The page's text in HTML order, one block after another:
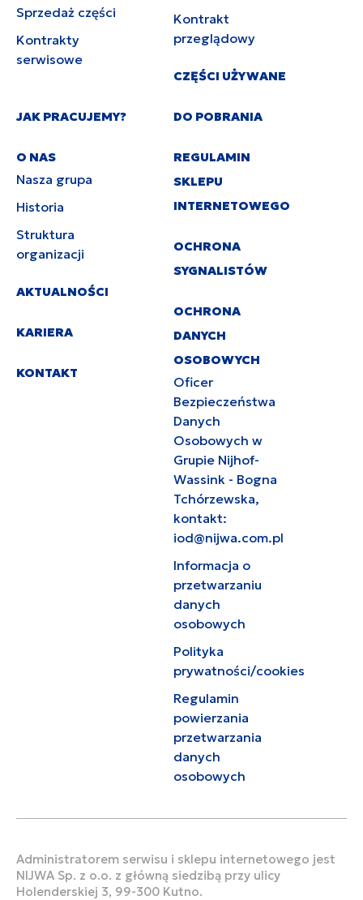
Sprzedaż części
Kontrakty
serwisowe
Kontrakt
przeglądowy
CZĘŚCI UŻYWANE
JAK PRACUJEMY?
O NAS
Nasza grupa
Historia
Struktura
organizacji
AKTUALNOŚCI
KARIERA
KONTAKT
DO POBRANIA
REGULAMIN
SKLEPU
INTERNETOWEGO
OCHRONA
SYGNALISTÓW
OCHRONA
DANYCH
OSOBOWYCH
Oficer
Bezpieczeństwa
Danych
Osobowych w
Grupie Nijhof-
Wassink - Bogna
Tchórzewska,
kontakt:
iod@nijwa.com.pl
Informacja o
przetwarzaniu
danych
osobowych
Polityka
prywatności/cookies
Regulamin
powierzania
przetwarzania
danych
osobowych
Administratorem serwisu i sklepu internetowego jest
NIJWA Sp. z o.o. z główną siedzibą przy ulicy
Holenderskiej 3, 99-300 Kutno.